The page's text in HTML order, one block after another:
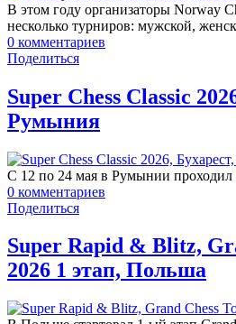
В этом году организаторы Norway
несколько турниров: мужской,
0 комментариев
Поделиться
Super Chess Classic
Румыния
С 12 по 24 мая в Румынии проходил
0 комментариев
Поделиться
Super Rapid & Blitz,
2026 1 этап, Польша